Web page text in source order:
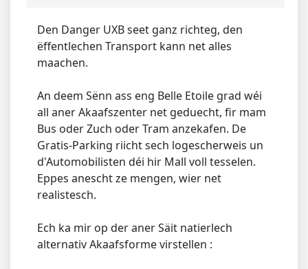
Den Danger UXB seet ganz richteg, den
ëffentlechen Transport kann net alles
maachen.
An deem Sënn ass eng Belle Etoile grad wéi
all aner Akaafszenter net geduecht, fir mam
Bus oder Zuch oder Tram anzekafen. De
Gratis-Parking riicht sech logescherweis un
d'Automobilisten déi hir Mall voll tesselen.
Eppes anescht ze mengen, wier net
realistesch.
Ech ka mir op der aner Säit natierlech
alternativ Akaafsforme virstellen :